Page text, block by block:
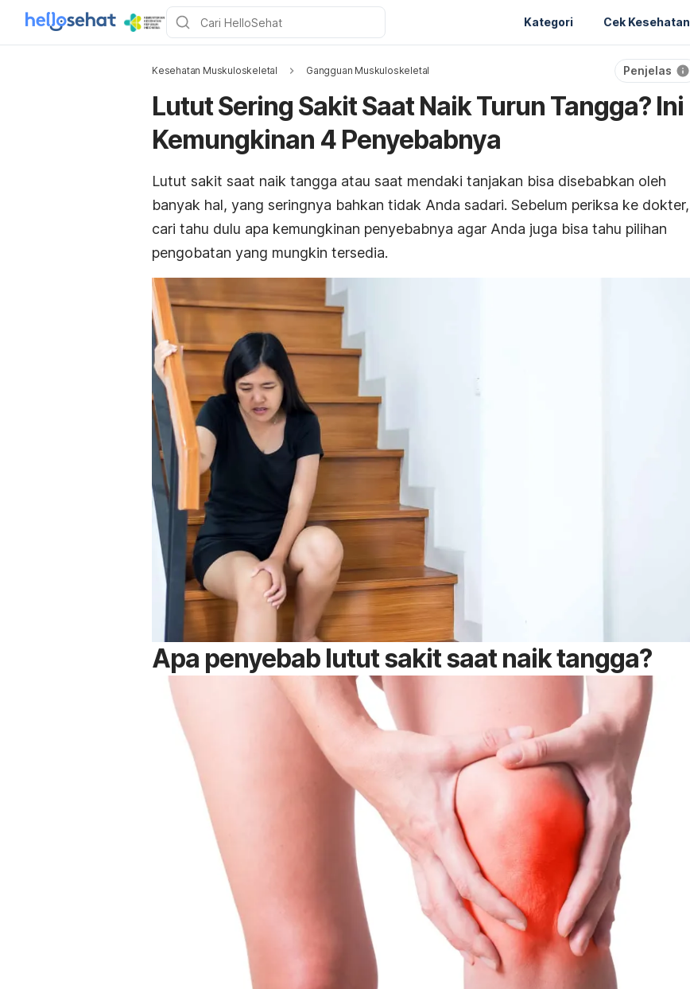
Kategori Cek Kesehatan
Kesehatan Muskuloskeletal Gangguan Muskuloskeletal Penjelas
Lutut Sering Sakit Saat Naik Turun Tangga? Ini
Kemungkinan 4 Penyebabnya
Lutut sakit saat naik tangga atau saat mendaki tanjakan bisa disebabkan oleh
banyak hal, yang seringnya bahkan tidak Anda sadari. Sebelum periksa ke dokter,
cari tahu dulu apa kemungkinan penyebabnya agar Anda juga bisa tahu pilihan
pengobatan yang mungkin tersedia.
Apa penyebab lutut sakit saat naik tangga?